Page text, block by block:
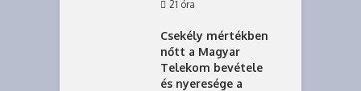
21 óra
Csekély mértékben
nőtt a Magyar
Telekom bevétele
és nyeresége a